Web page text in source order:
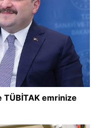
TÜBİTAK emrinize